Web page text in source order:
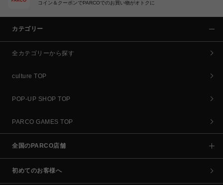
コイン＆クーポンでPARCOでのお買い物がオトクに
カテゴリー
全カテゴリーから探す
culture TOP
POP-UP SHOP TOP
PARCO GAMES TOP
全国のPARCO店舗
初めてのお客様へ